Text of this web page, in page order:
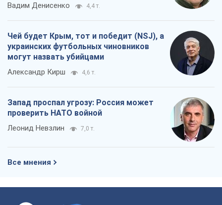
Вадим Денисенко 4,4 т.
Чей будет Крым, тот и победит (NSJ), а
украинских футбольных чиновников
могут назвать убийцами
Александр Кирш 4,6 т.
Запад проспал угрозу: Россия может
проверить НАТО войной
Леонид Невзлин 7,0 т.
Все мнения